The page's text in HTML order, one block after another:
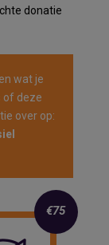
donatie
wat je
of deze
over op:
€75